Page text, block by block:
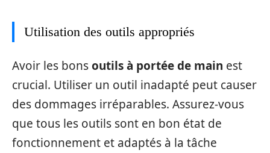
Utilisation des outils appropriés
Avoir les bonsoutils à portée de main est
crucial. Utiliser un outil inadapté peut causer
des dommages irréparables. Assurez-vous
que tous les outils sont en bon état de
fonctionnement et adaptés à la tâche